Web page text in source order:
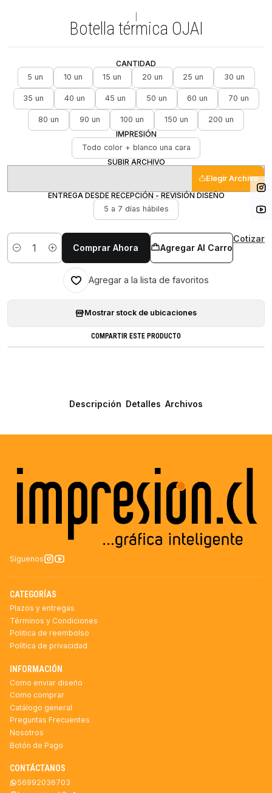
Botella térmica OJAI
CANTIDAD
5 un
10 un 15 un 20 un 25 un 30 un
35 un 40 un 45 un 50 un 60 un 70 un
80 un 90 un 100 un 150 un
200 un
IMPRESIÓN
Todo color + blanco una cara
SUBIR ARCHIVO
Elegir Archivo
ENTREGA DESDE RECEPCIÓN - REVISIÓN DISEÑO
5 a 7 días hábiles
Cantidad
Agregar Al Carro
Comprar Ahora
Cotizar
Agregar a la lista de favoritos
Mostrar stock de ubicaciones
COMPARTIR ESTE PRODUCTO
Descripción Detalles Archivos
Síguenos
CATEGORÍAS
Plazos y entregas
Términos y Condiciones
Politica de reembolso
Política de privacidad
INFORMACIÓN
Como enviar diseño
Como comprar
Catálogo general
Preguntas Frecuentes
Nosotros
Botón de Pago
CONTÁCTANOS
56992036703